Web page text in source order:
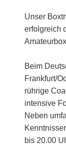
Unser
erfolgreich
Beim
Frankfurt/
rührige
intensive
Neben
bis 20.00